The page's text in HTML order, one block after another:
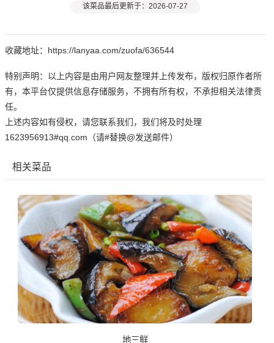
该菜品最后更新于：2026-07-27
收藏地址：https://lanyaa.com/zuofa/636544
特别声明：以上内容是由用户网友整理并上传发布，版权归原作者所
有，本平台仅提供信息存储服务，不拥有所有权，不承担相关法律责
任。
上述内容如有侵权，请您联系我们，我们将及时处理
1623956913#qq.com（请#替换@发送邮件）
相关菜品
地三鲜